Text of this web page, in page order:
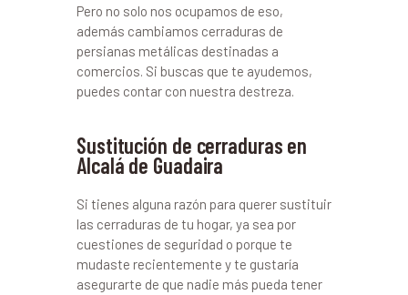
Pero no solo nos ocupamos de eso,
además cambiamos cerraduras de
persianas metálicas destinadas a
comercios. Si buscas que te ayudemos,
puedes contar con nuestra destreza.
Sustitución de cerraduras en
Alcalá de Guadaira
Si tienes alguna razón para querer sustituir
las cerraduras de tu hogar, ya sea por
cuestiones de seguridad o porque te
mudaste recientemente y te gustaría
asegurarte de que nadie más pueda tener